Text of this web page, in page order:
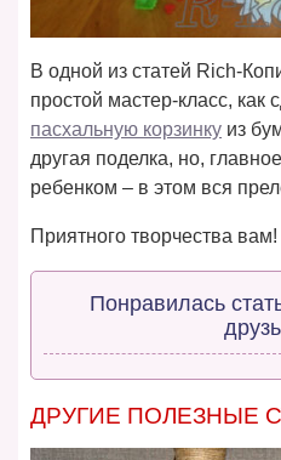
В одной из статей Rich-
простой мастер-класс, как
пасхальную корзинку из
другая поделка, но,
ребенком – в этом вся
Приятного творчества
Понравилась
ДРУГИЕ ПОЛЕЗНЫЕ